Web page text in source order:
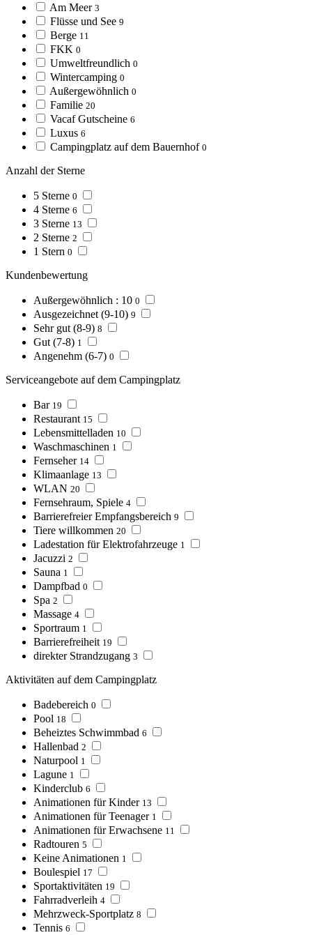
Am Meer 3
Flüsse und See 9
Berge 11
FKK 0
Umweltfreundlich 0
Wintercamping 0
Außergewöhnlich 0
Familie 20
Vacaf Gutscheine 6
Luxus 6
Campingplatz auf dem Bauernhof 0
Anzahl der Sterne
5 Sterne 0
4 Sterne 6
3 Sterne 13
2 Sterne 2
1 Stern 0
Kundenbewertung
Außergewöhnlich : 10 0
Ausgezeichnet (9-10) 9
Sehr gut (8-9) 8
Gut (7-8) 1
Angenehm (6-7) 0
Serviceangebote auf dem Campingplatz
Bar 19
Restaurant 15
Lebensmittelladen 10
Waschmaschinen 1
Fernseher 14
Klimaanlage 13
WLAN 20
Fernsehraum, Spiele 4
Barrierefreier Empfangsbereich 9
Tiere willkommen 20
Ladestation für Elektrofahrzeuge 1
Jacuzzi 2
Sauna 1
Dampfbad 0
Spa 2
Massage 4
Sportraum 1
Barrierefreiheit 19
direkter Strandzugang 3
Aktivitäten auf dem Campingplatz
Badebereich 0
Pool 18
Beheiztes Schwimmbad 6
Hallenbad 2
Naturpool 1
Lagune 1
Kinderclub 6
Animationen für Kinder 13
Animationen für Teenager 1
Animationen für Erwachsene 11
Radtouren 5
Keine Animationen 1
Boulespiel 17
Sportaktivitäten 19
Fahrradverleih 4
Mehrzweck-Sportplatz 8
Tennis 6